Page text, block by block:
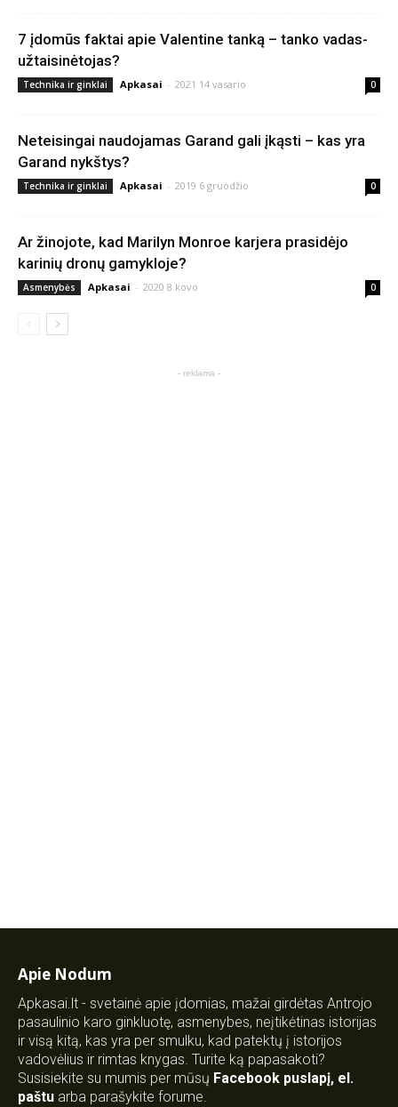
7 įdomūs faktai apie Valentine tanką – tanko vadas-
užtaisinėtojas?
Technika ir ginklai Apkasai - 2021 14 vasario 0
Neteisingai naudojamas Garand gali įkąsti – kas yra
Garand nykštys?
Technika ir ginklai Apkasai - 2019 6 gruodžio 0
Ar žinojote, kad Marilyn Monroe karjera prasidėjo
karinių dronų gamykloje?
Asmenybės Apkasai - 2020 8 kovo 0
- reklama -
Apie Nodum
Apkasai.lt - svetainė apie įdomias, mažai girdėtas Antrojo
pasaulinio karo ginkluotę, asmenybes, neįtikėtinas istorijas
ir visą kitą, kas yra per smulku, kad patektų į istorijos
vadovėlius ir rimtas knygas. Turite ką papasakoti?
Susisiekite su mumis per mūsų Facebook puslapį, el.
paštu arba parašykite forume.